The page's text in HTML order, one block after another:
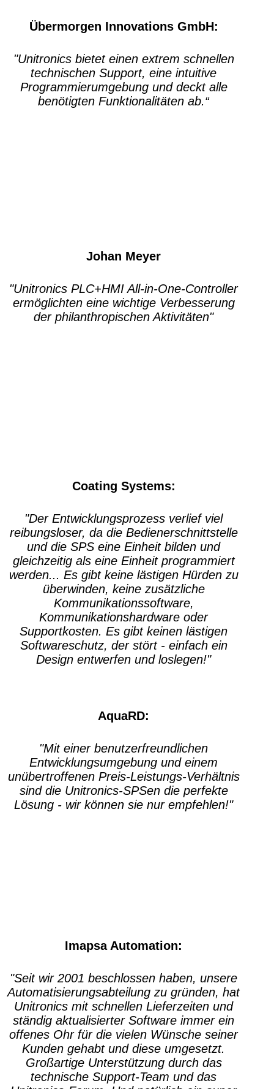
Übermorgen Innovations GmbH:
"Unitronics bietet einen extrem schnellen
technischen Support, eine intuitive
Programmierumgebung und deckt alle
benötigten Funktionalitäten ab.“
Johan Meyer
"Unitronics PLC+HMI All-in-One-Controller
ermöglichten eine wichtige Verbesserung
der philanthropischen Aktivitäten"
Coating Systems:
"Der Entwicklungsprozess verlief viel
reibungsloser, da die Bedienerschnittstelle
und die SPS eine Einheit bilden und
gleichzeitig als eine Einheit programmiert
werden... Es gibt keine lästigen Hürden zu
überwinden, keine zusätzliche
Kommunikationssoftware,
Kommunikationshardware oder
Supportkosten. Es gibt keinen lästigen
Softwareschutz, der stört - einfach ein
Design entwerfen und loslegen!"
AquaRD:
"Mit einer benutzerfreundlichen
Entwicklungsumgebung und einem
unübertroffenen Preis-Leistungs-Verhältnis
sind die Unitronics-SPSen die perfekte
Lösung - wir können sie nur empfehlen!"
Imapsa Automation:
"Seit wir 2001 beschlossen haben, unsere
Automatisierungsabteilung zu gründen, hat
Unitronics mit schnellen Lieferzeiten und
ständig aktualisierter Software immer ein
offenes Ohr für die vielen Wünsche seiner
Kunden gehabt und diese umgesetzt.
Großartige Unterstützung durch das
technische Support-Team und das